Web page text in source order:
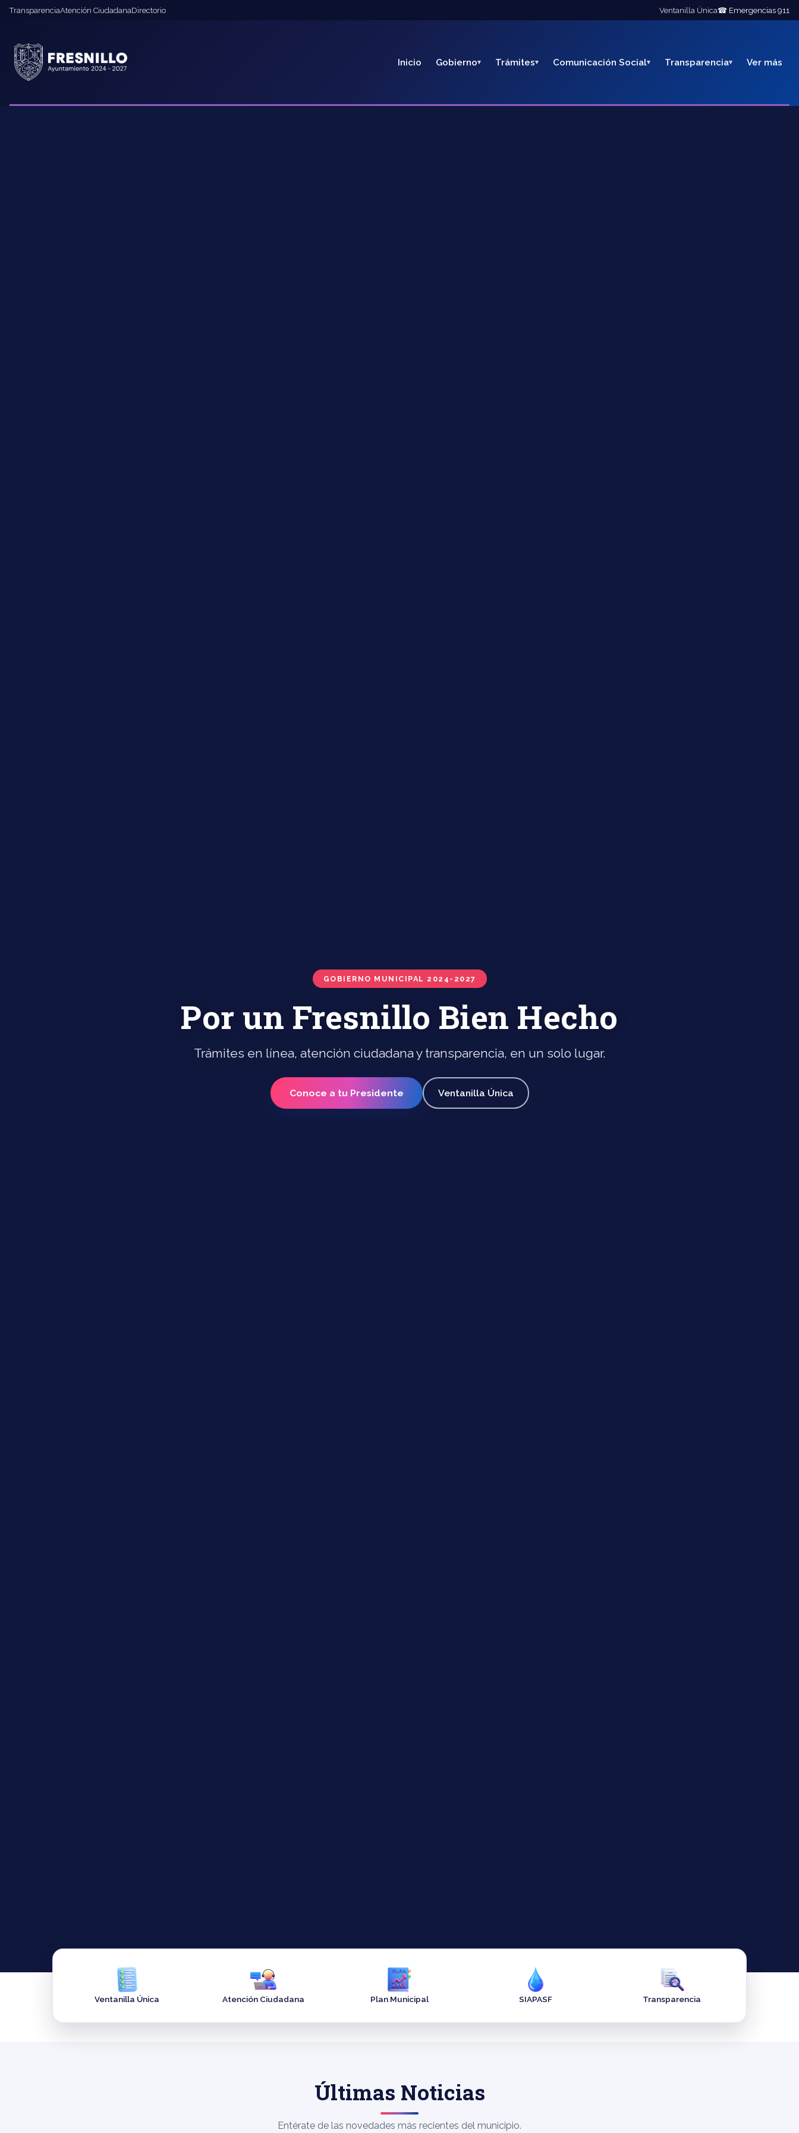
TransparenciaAtención CiudadanaDirectorio Ventanilla Única☎ Emergencias 911
Inicio Gobierno Trámites Comunicación Social Transparencia Ver más
GOBIERNO MUNICIPAL 2024-2027
Por un Fresnillo Bien Hecho
Trámites en línea, atención ciudadana y transparencia, en un solo lugar.
Conoce a tu Presidente Ventanilla Única
Ventanilla Única Atención Ciudadana Plan Municipal SIAPASF Transparencia
Últimas Noticias
Entérate de las novedades más recientes del municipio.